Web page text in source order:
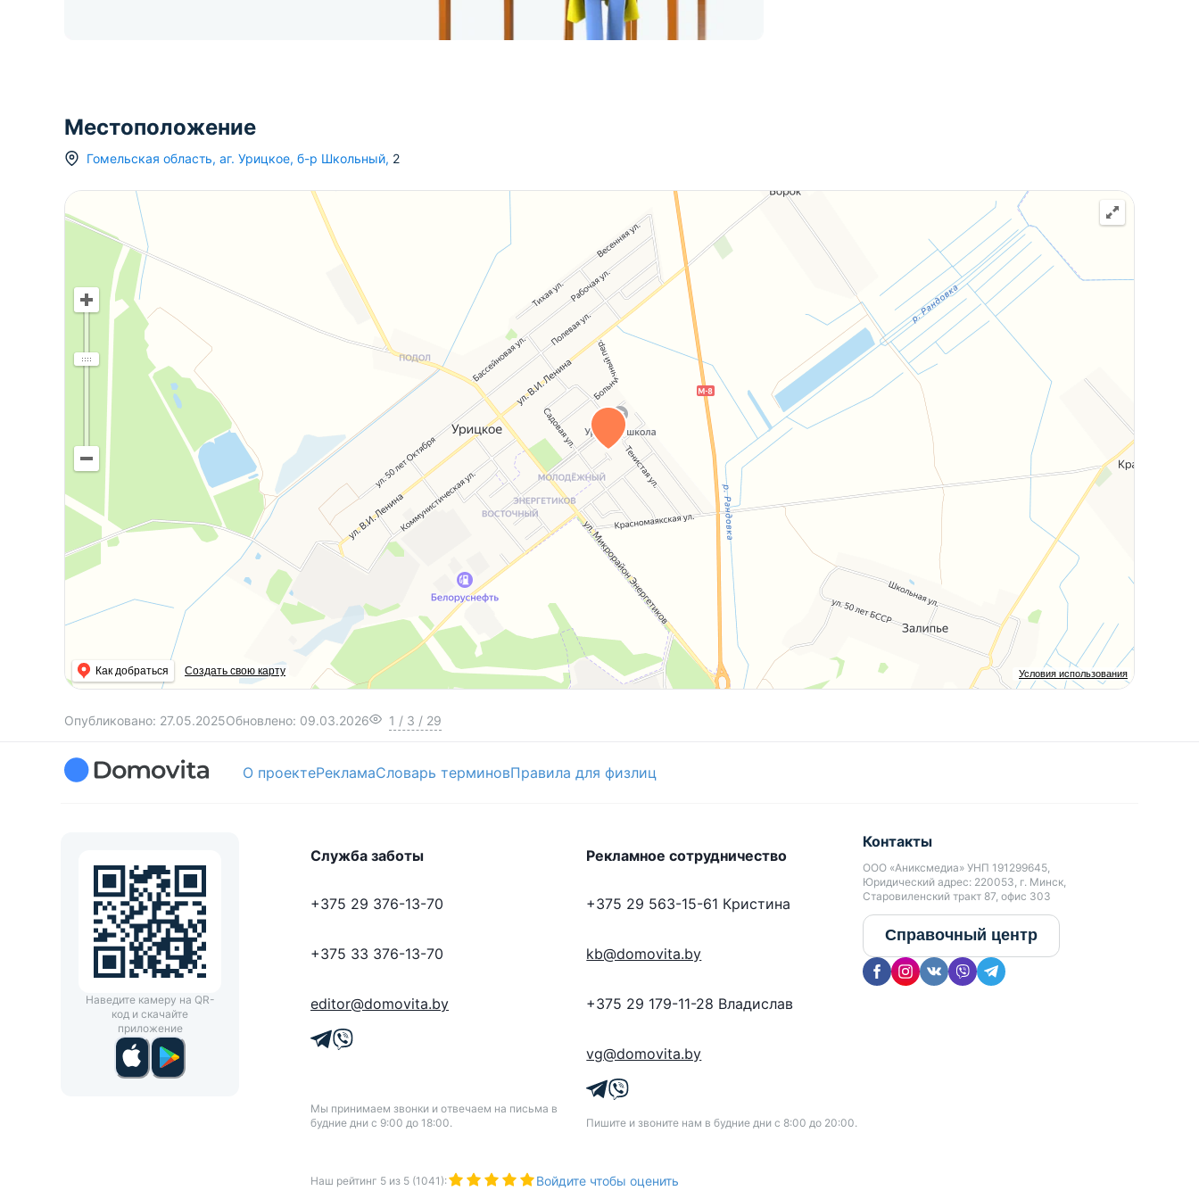
Местоположение
Гомельская область, аг. Урицкое, б-р Школьный, 2
Условия использования
Как добраться Создать свою карту
Опубликовано: 27.05.2025Обновлено: 09.03.2026 1 / 3 / 29
О проектеРекламаСловарь терминовПравила для физлиц
Наведите камеру на QR-
код и скачайте
приложение
Служба заботы
+375 29 376-13-70
+375 33 376-13-70
editor@domovita.by
Мы принимаем звонки и отвечаем на письма в
будние дни с 9:00 до 18:00.
Рекламное сотрудничество
+375 29 563-15-61 Кристина
kb@domovita.by
+375 29 179-11-28 Владислав
vg@domovita.by
Пишите и звоните нам в будние дни с 8:00 до 20:00.
Контакты
ООО «Аниксмедиа» УНП 191299645,
Юридический адрес: 220053, г. Минск,
Старовиленский тракт 87, офис 303
Справочный центр
Наш рейтинг 5 из 5 (1041 ): Войдите чтобы оценить